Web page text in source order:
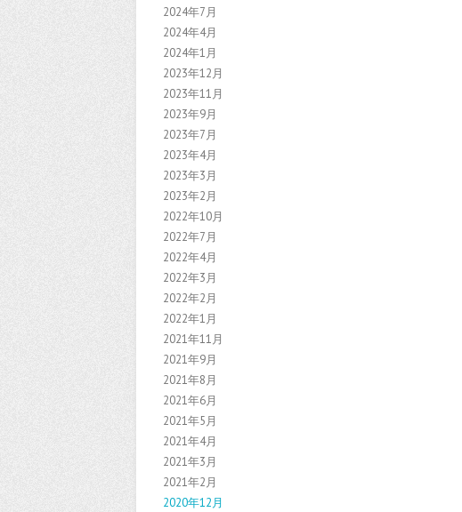
2024年7月
2024年4月
2024年1月
2023年12月
2023年11月
2023年9月
2023年7月
2023年4月
2023年3月
2023年2月
2022年10月
2022年7月
2022年4月
2022年3月
2022年2月
2022年1月
2021年11月
2021年9月
2021年8月
2021年6月
2021年5月
2021年4月
2021年3月
2021年2月
2020年12月